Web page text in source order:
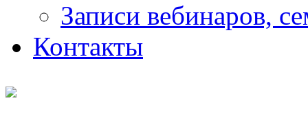
Записи вебинаров,
Контакты